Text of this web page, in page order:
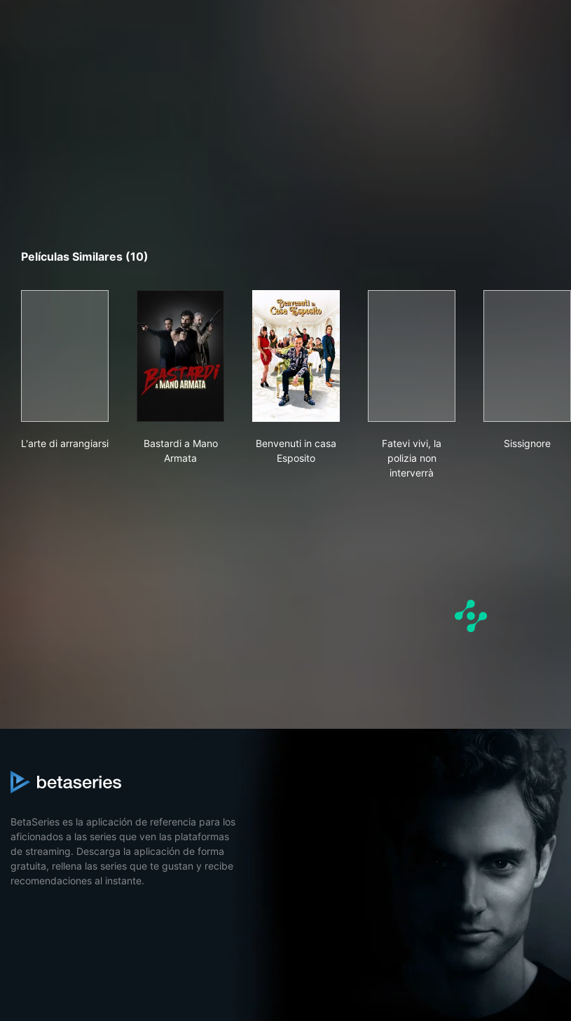
Películas Similares (10)
L'arte di arrangiarsi
Bastardi a Mano
Armata
Benvenuti in casa
Esposito
Fatevi vivi, la
polizia non
interverrà
Sissignore
BetaSeries es la aplicación de referencia para los
aficionados a las series que ven las plataformas
de streaming. Descarga la aplicación de forma
gratuita, rellena las series que te gustan y recibe
recomendaciones al instante.